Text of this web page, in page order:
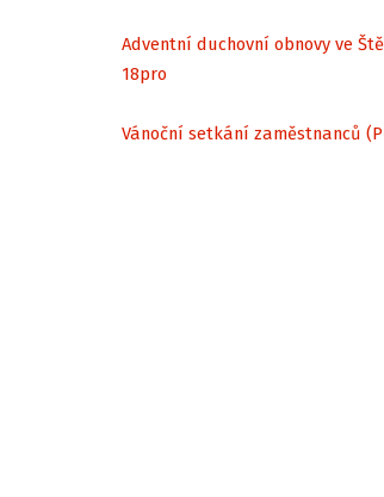
Adventní duchovní obnovy ve
18pro
Vánoční setkání zaměstnanců